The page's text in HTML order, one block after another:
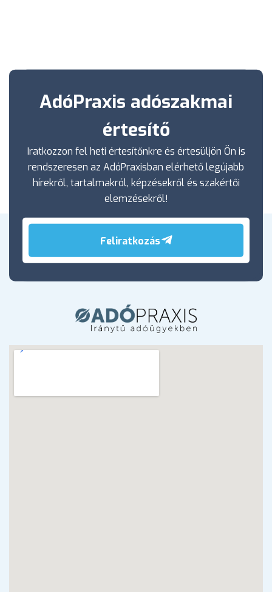
AdóPraxis adószakmai
értesítő
Iratkozzon fel heti értesítőnkre és értesüljön Ön is
rendszeresen az AdóPraxisban elérhető legújabb
hírekről, tartalmakról, képzésekről és szakértői
elemzésekről!
Feliratkozás